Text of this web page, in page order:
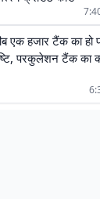
एक हजार टैंक का हो
परकुलेशन टैंक का